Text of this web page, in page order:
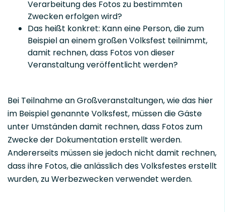
Verarbeitung des Fotos zu bestimmten
Zwecken erfolgen wird?
Das heißt konkret: Kann eine Person, die zum
Beispiel an einem großen Volksfest teilnimmt,
damit rechnen, dass Fotos von dieser
Veranstaltung veröffentlicht werden?
Bei Teilnahme an Großveranstaltungen, wie das hier
im Beispiel genannte Volksfest, müssen die Gäste
unter Umständen damit rechnen, dass Fotos zum
Zwecke der Dokumentation erstellt werden.
Andererseits müssen sie jedoch nicht damit rechnen,
dass ihre Fotos, die anlässlich des Volksfestes erstellt
wurden, zu Werbezwecken verwendet werden.